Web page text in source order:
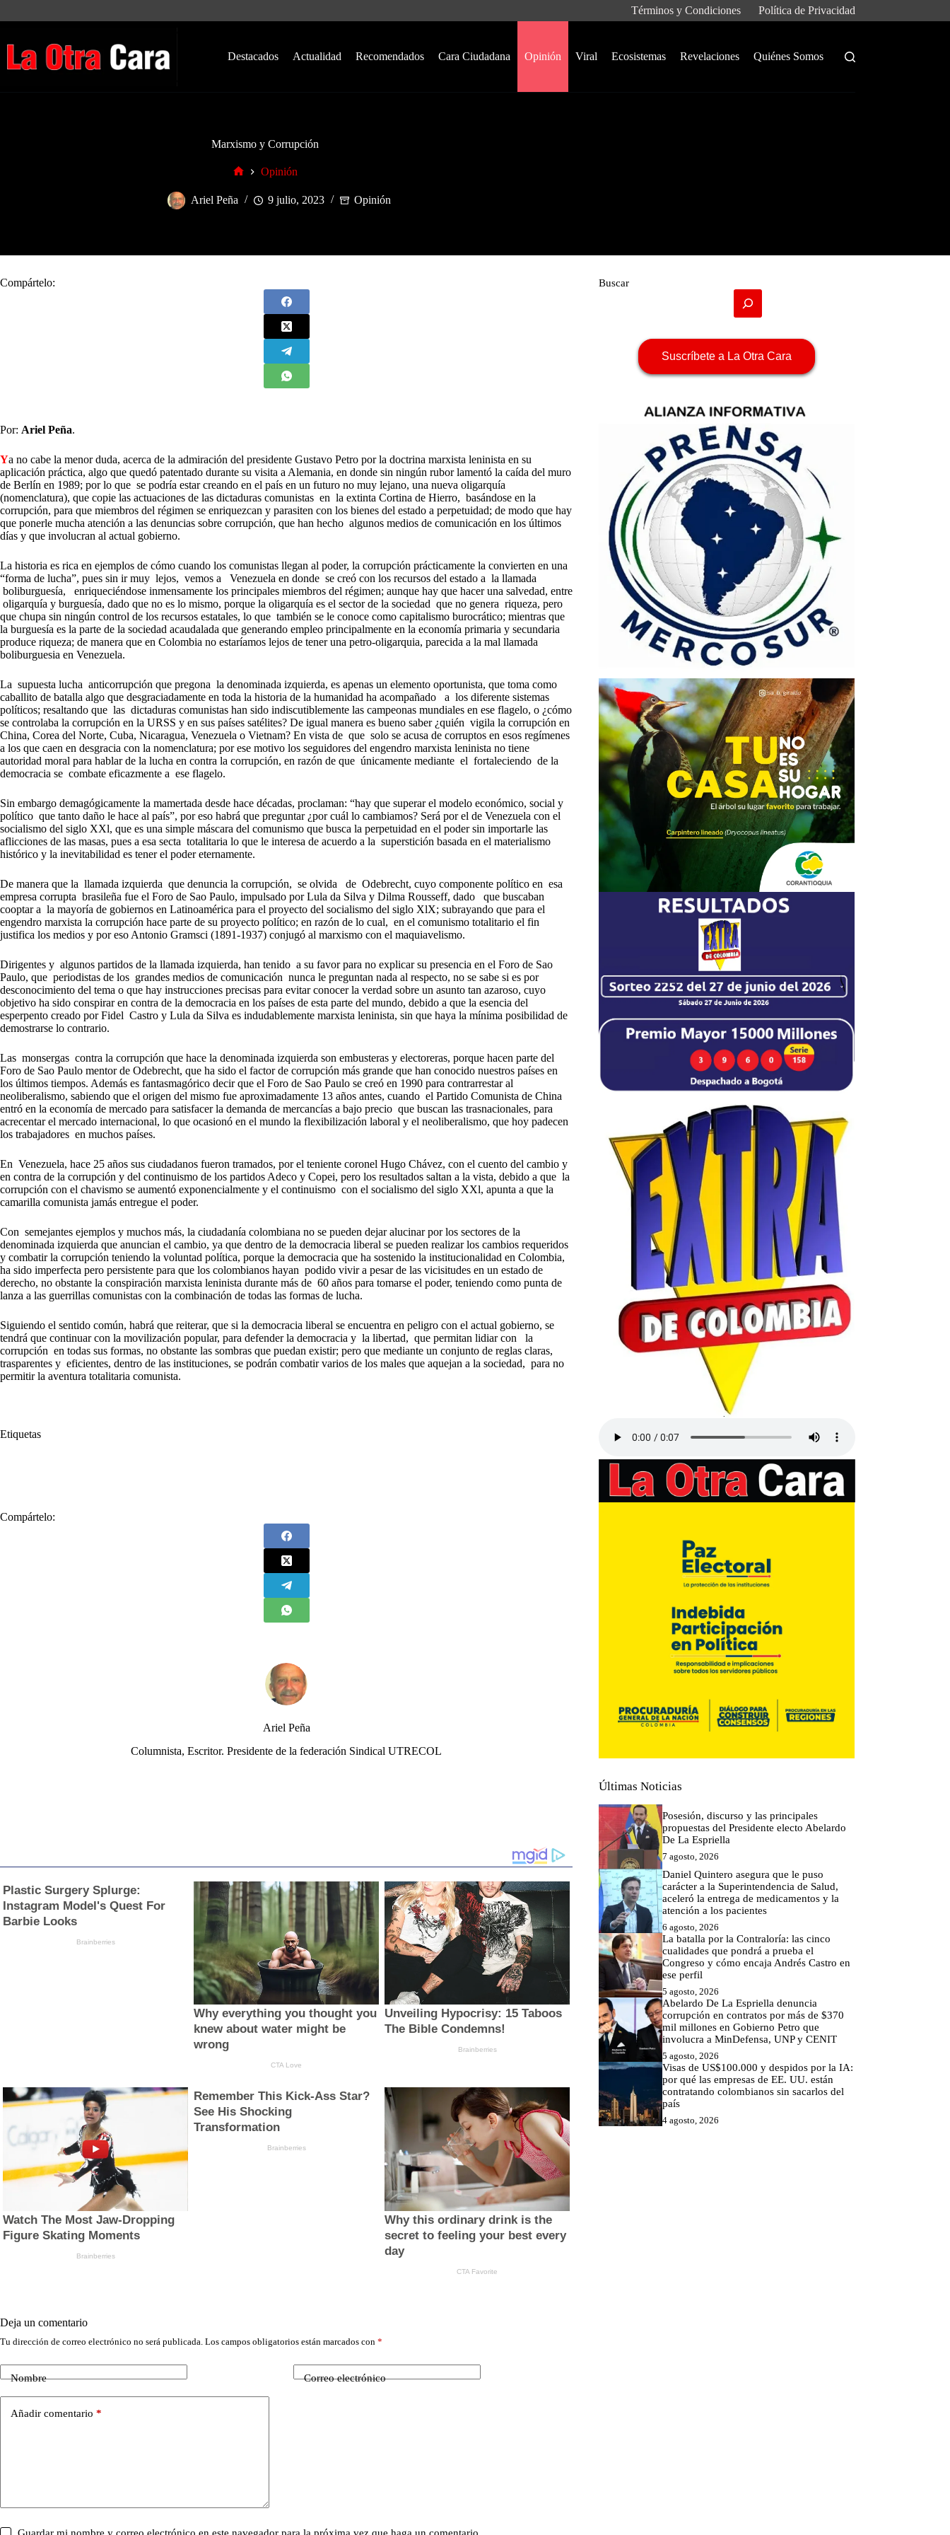
Términos y Condiciones Política de Privacidad
Destacados Actualidad Recomendados Cara Ciudadana Opinión Viral Ecosistemas Revelaciones Quiénes Somos
Marxismo y Corrupción
Opinión
Ariel Peña 9 julio, 2023 Opinión
Compártelo:
Por: Ariel Peña.
Ya no cabe la menor duda, acerca de la admiración del presidente Gustavo Petro por la doctrina marxista leninista en su
aplicación práctica, algo que quedó patentado durante su visita a Alemania, en donde sin ningún rubor lamentó la caída del muro
de Berlín en 1989; por lo que se podría estar creando en el país en un futuro no muy lejano, una nueva oligarquía
(nomenclatura), que copie las actuaciones de las dictaduras comunistas en la extinta Cortina de Hierro, basándose en la
corrupción, para que miembros del régimen se enriquezcan y parasiten con los bienes del estado a perpetuidad; de modo que hay
que ponerle mucha atención a las denuncias sobre corrupción, que han hecho algunos medios de comunicación en los últimos
días y que involucran al actual gobierno.
La historia es rica en ejemplos de cómo cuando los comunistas llegan al poder, la corrupción prácticamente la convierten en una
“forma de lucha”, pues sin ir muy lejos, vemos a Venezuela en donde se creó con los recursos del estado a la llamada
boliburguesía, enriqueciéndose inmensamente los principales miembros del régimen; aunque hay que hacer una salvedad, entre
oligarquía y burguesía, dado que no es lo mismo, porque la oligarquía es el sector de la sociedad que no genera riqueza, pero
que chupa sin ningún control de los recursos estatales, lo que también se le conoce como capitalismo burocrático; mientras que
la burguesía es la parte de la sociedad acaudalada que generando empleo principalmente en la economía primaria y secundaria
produce riqueza; de manera que en Colombia no estaríamos lejos de tener una petro-oligarquia, parecida a la mal llamada
boliburguesia en Venezuela.
La supuesta lucha anticorrupción que pregona la denominada izquierda, es apenas un elemento oportunista, que toma como
caballito de batalla algo que desgraciadamente en toda la historia de la humanidad ha acompañado a los diferente sistemas
políticos; resaltando que las dictaduras comunistas han sido indiscutiblemente las campeonas mundiales en ese flagelo, o ¿cómo
se controlaba la corrupción en la URSS y en sus países satélites? De igual manera es bueno saber ¿quién vigila la corrupción en
China, Corea del Norte, Cuba, Nicaragua, Venezuela o Vietnam? En vista de que solo se acusa de corruptos en esos regímenes
a los que caen en desgracia con la nomenclatura; por ese motivo los seguidores del engendro marxista leninista no tiene
autoridad moral para hablar de la lucha en contra la corrupción, en razón de que únicamente mediante el fortaleciendo de la
democracia se combate eficazmente a ese flagelo.
Sin embargo demagógicamente la mamertada desde hace décadas, proclaman: “hay que superar el modelo económico, social y
político que tanto daño le hace al país”, por eso habrá que preguntar ¿por cuál lo cambiamos? Será por el de Venezuela con el
socialismo del siglo XXl, que es una simple máscara del comunismo que busca la perpetuidad en el poder sin importarle las
aflicciones de las masas, pues a esa secta totalitaria lo que le interesa de acuerdo a la superstición basada en el materialismo
histórico y la inevitabilidad es tener el poder eternamente.
De manera que la llamada izquierda que denuncia la corrupción, se olvida de Odebrecht, cuyo componente político en esa
empresa corrupta brasileña fue el Foro de Sao Paulo, impulsado por Lula da Silva y Dilma Rousseff, dado que buscaban
cooptar a la mayoría de gobiernos en Latinoamérica para el proyecto del socialismo del siglo XlX; subrayando que para el
engendro marxista la corrupción hace parte de su proyecto político; en razón de lo cual, en el comunismo totalitario el fin
justifica los medios y por eso Antonio Gramsci (1891-1937) conjugó al marxismo con el maquiavelismo.
Dirigentes y algunos partidos de la llamada izquierda, han tenido a su favor para no explicar su presencia en el Foro de Sao
Paulo, que periodistas de los grandes medios de comunicación nunca le preguntan nada al respecto, no se sabe si es por
desconocimiento del tema o que hay instrucciones precisas para evitar conocer la verdad sobre un asunto tan azaroso, cuyo
objetivo ha sido conspirar en contra de la democracia en los países de esta parte del mundo, debido a que la esencia del
esperpento creado por Fidel Castro y Lula da Silva es indudablemente marxista leninista, sin que haya la mínima posibilidad de
demostrarse lo contrario.
Las monsergas contra la corrupción que hace la denominada izquierda son embusteras y electoreras, porque hacen parte del
Foro de Sao Paulo mentor de Odebrecht, que ha sido el factor de corrupción más grande que han conocido nuestros países en
los últimos tiempos. Además es fantasmagórico decir que el Foro de Sao Paulo se creó en 1990 para contrarrestar al
neoliberalismo, sabiendo que el origen del mismo fue aproximadamente 13 años antes, cuando el Partido Comunista de China
entró en la economía de mercado para satisfacer la demanda de mercancías a bajo precio que buscan las trasnacionales, para
acrecentar el mercado internacional, lo que ocasionó en el mundo la flexibilización laboral y el neoliberalismo, que hoy padecen
los trabajadores en muchos países.
En Venezuela, hace 25 años sus ciudadanos fueron tramados, por el teniente coronel Hugo Chávez, con el cuento del cambio y
en contra de la corrupción y del continuismo de los partidos Adeco y Copei, pero los resultados saltan a la vista, debido a que la
corrupción con el chavismo se aumentó exponencialmente y el continuismo con el socialismo del siglo XXl, apunta a que la
camarilla comunista jamás entregue el poder.
Con semejantes ejemplos y muchos más, la ciudadanía colombiana no se pueden dejar alucinar por los sectores de la
denominada izquierda que anuncian el cambio, ya que dentro de la democracia liberal se pueden realizar los cambios requeridos
y combatir la corrupción teniendo la voluntad política, porque la democracia que ha sostenido la institucionalidad en Colombia,
ha sido imperfecta pero persistente para que los colombianos hayan podido vivir a pesar de las vicisitudes en un estado de
derecho, no obstante la conspiración marxista leninista durante más de 60 años para tomarse el poder, teniendo como punta de
lanza a las guerrillas comunistas con la combinación de todas las formas de lucha.
Siguiendo el sentido común, habrá que reiterar, que si la democracia liberal se encuentra en peligro con el actual gobierno, se
tendrá que continuar con la movilización popular, para defender la democracia y la libertad, que permitan lidiar con la
corrupción en todas sus formas, no obstante las sombras que puedan existir; pero que mediante un conjunto de reglas claras,
trasparentes y eficientes, dentro de las instituciones, se podrán combatir varios de los males que aquejan a la sociedad, para no
permitir la aventura totalitaria comunista.
Etiquetas
Compártelo:
Ariel Peña
Columnista, Escritor. Presidente de la federación Sindical UTRECOL
Deja un comentario
Tu dirección de correo electrónico no será publicada. Los campos obligatorios están marcados con *
Nombre Correo electrónico
Añadir comentario *
Buscar
Suscríbete a La Otra Cara
Últimas Noticias
Posesión, discurso y las principales
propuestas del Presidente electo Abelardo
De La Espriella
7 agosto, 2026
Daniel Quintero asegura que le puso
carácter a la Superintendencia de Salud,
aceleró la entrega de medicamentos y la
atención a los pacientes
6 agosto, 2026
La batalla por la Contraloría: las cinco
cualidades que pondrá a prueba el
Congreso y cómo encaja Andrés Castro en
ese perfil
5 agosto, 2026
Abelardo De La Espriella denuncia
corrupción en contratos por más de $370
mil millones en Gobierno Petro que
involucra a MinDefensa, UNP y CENIT
5 agosto, 2026
Visas de US$100.000 y despidos por la IA:
por qué las empresas de EE. UU. están
contratando colombianos sin sacarlos del
país
4 agosto, 2026